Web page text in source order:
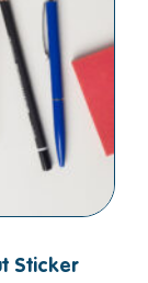
Sticker